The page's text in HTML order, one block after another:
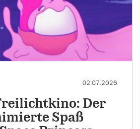
02.07.2026
Der
Spaß